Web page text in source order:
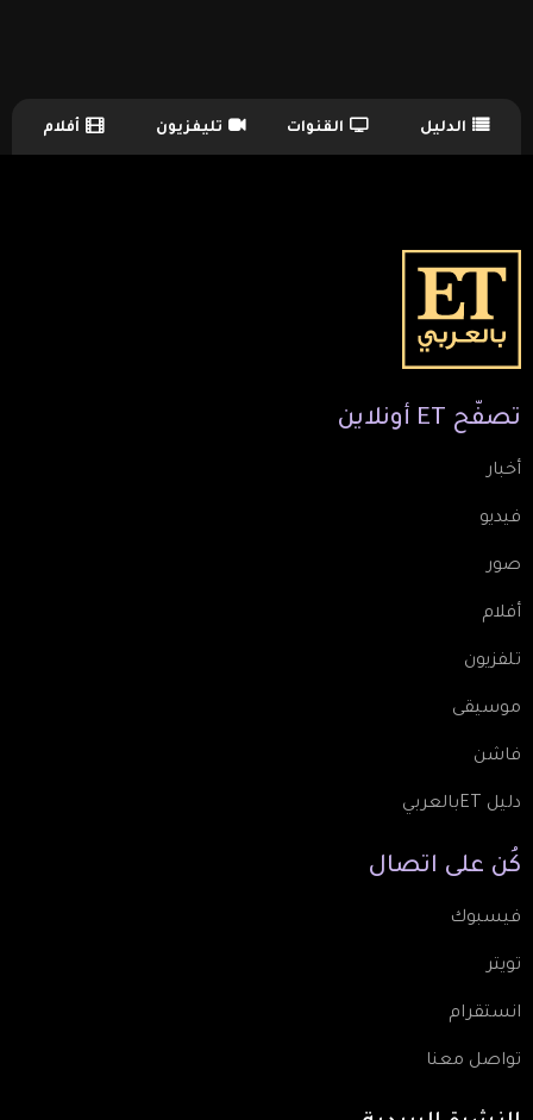
TV Guide Menu الدليل القنوات تليفزيون أفلام
تصفّح ET أونلاين
أخبار
فيديو
صور
أفلام
تلفزيون
موسيقى
فاشن
دليل ETبالعربي
كُن على اتصال
فيسبوك
تويتر
انستقرام
تواصل معنا